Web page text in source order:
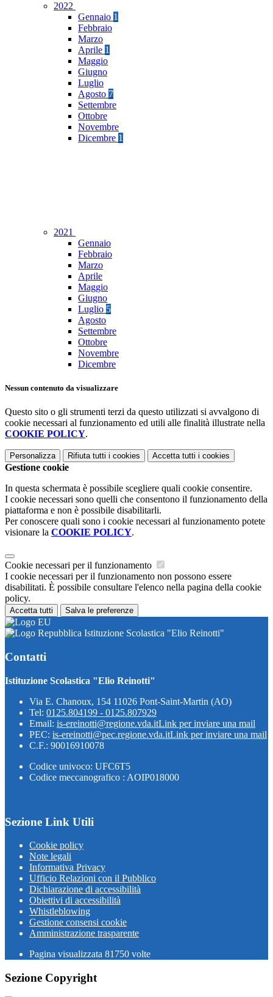
2022
Gennaio 1
Febbraio
Marzo
Aprile 1
Maggio
Giugno
Luglio
Agosto 7
Settembre
Ottobre
Novembre
Dicembre 1
2021
Gennaio
Febbraio
Marzo
Aprile
Maggio
Giugno
Luglio 5
Agosto
Settembre
Ottobre
Novembre
Dicembre
Nessun contenuto da visualizzare
Questo sito o gli strumenti terzi da questo utilizzati si avvalgono di
cookie necessari al funzionamento ed utili alle finalità illustrate nella
COOKIE POLICY.
Personalizza Rifiuta tutti i cookies Accetta tutti i cookies
Gestione cookie
In questa schermata è possibile scegliere quali cookie consentire.
I cookie necessari sono quelli che consentono il funzionamento della
piattaforma e non è possibile disabilitarli.
Per conoscere quali sono i cookie necessari al funzionamento potete
visionare la COOKIE POLICY.
Cookie necessari per il funzionamento
I cookie necessari per il funzionamento non possono essere
disabilitati. È possibile consultare l'elenco nella pagina della cookie
policy.
Accetta tutti Salva le preferenze
Istituzione Scolastica "Elio Reinotti"
Contatti
Istituzione Scolastica "Elio Reinotti"
Via E. Chanoux, 154 11026 Pont-Saint-Martin (AO)
Tel: 0125.804199 - 0125.807929
Email: is-ereinotti@regione.vda.itLink per inviare una mail
PEC: is-ereinotti@pec.regione.vda.itLink per inviare una mail
C.F.: 90016910078
Codice univoco: UFC6T5
Codice meccanografico : AOIP018000
Sezione Link Utili
Cookie policy
Note legali
Informativa Privacy
Ufficio Relazioni con il Pubblico
Dichiarazione di accessibilità
Obiettivi di accessibilità
Whistleblowing
Gestione consensi cookie
Amministrazione trasparente
Pagina visualizzata 81750 volte
Sezione Copyright